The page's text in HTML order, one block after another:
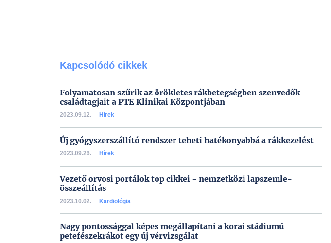
Kapcsolódó cikkek
Folyamatosan szűrik az örökletes rákbetegségben szenvedők
családtagjait a PTE Klinikai Központjában
2023.09.12. Hírek
Új gyógyszerszállító rendszer teheti hatékonyabbá a rákkezelést
2023.09.26. Hírek
Vezető orvosi portálok top cikkei - nemzetközi lapszemle-
összeállítás
2023.10.02. Kardiológia
Nagy pontossággal képes megállapítani a korai stádiumú
petefészekrákot egy új vérvizsgálat